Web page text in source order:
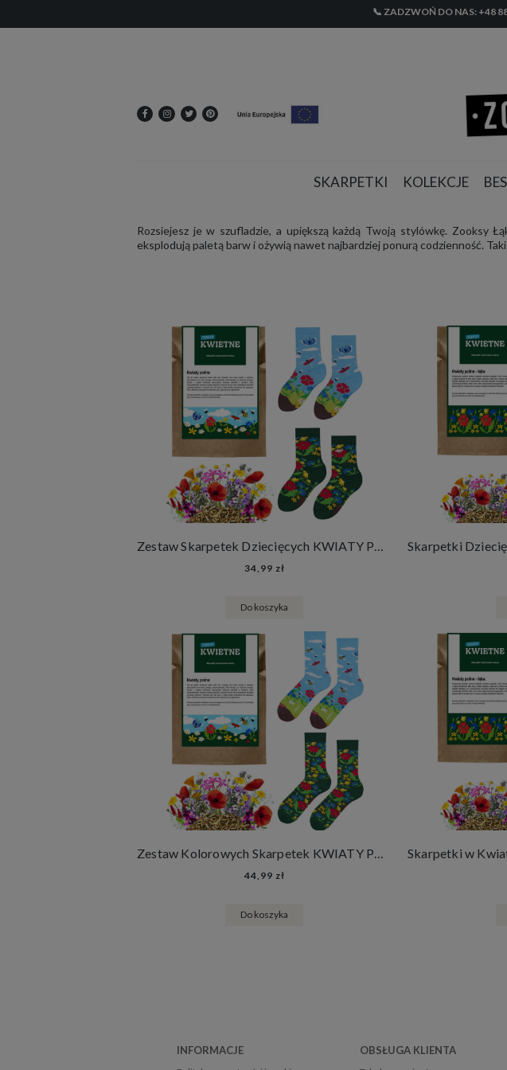
📞 ZADZWOŃ DO NAS: +48
SKARPETKI KOLEKCJE
Rozsiejesz je w szufladzie, a upiększą każdą Twoją stylówkę. Zooksy
eksplodują paletą barw i ożywią nawet najbardziej ponurą codzienność.
Zestaw Skarpetek Dziecięcych KWIATY POLNE 2 Pary Kolorowe Bawełniane Skarpety + Nasiona Łąki Kwietnej
34,99 zł
Do koszyka
Zestaw Kolorowych Skarpetek KWIATY POLNE 2 pary Długie Bawełniane Skarpety + Nasiona Łąki Kwietnej
44,99 zł
Do koszyka
INFORMACJE OBSŁUGA KLIENTA